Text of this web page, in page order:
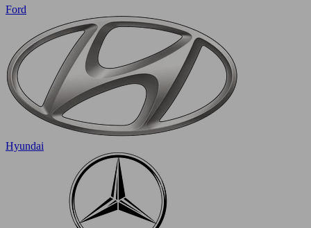
Ford
Hyundai